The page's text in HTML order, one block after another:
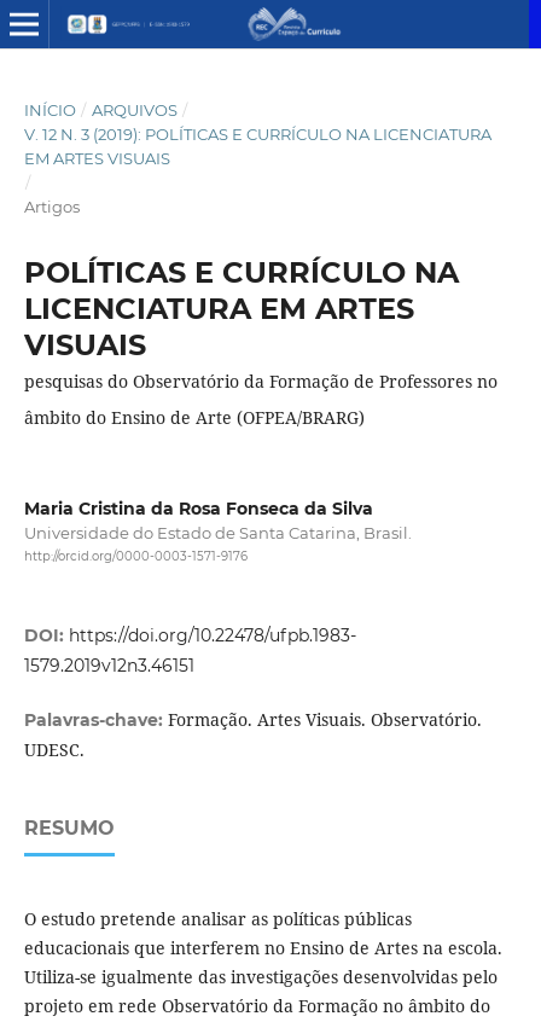
INÍCIO / ARQUIVOS /
V. 12 N. 3 (2019): POLÍTICAS E CURRÍCULO NA LICENCIATURA
EM ARTES VISUAIS
/
Artigos
POLÍTICAS E CURRÍCULO NA
LICENCIATURA EM ARTES
VISUAIS
pesquisas do Observatório da Formação de Professores no
âmbito do Ensino de Arte (OFPEA/BRARG)
Maria Cristina da Rosa Fonseca da Silva
Universidade do Estado de Santa Catarina, Brasil.
http://orcid.org/0000-0003-1571-9176
DOI: https://doi.org/10.22478/ufpb.1983-
1579.2019v12n3.46151
Palavras-chave: Formação. Artes Visuais. Observatório.
UDESC.
RESUMO
O estudo pretende analisar as políticas públicas
educacionais que interferem no Ensino de Artes na escola.
Utiliza-se igualmente das investigações desenvolvidas pelo
projeto em rede Observatório da Formação no âmbito do